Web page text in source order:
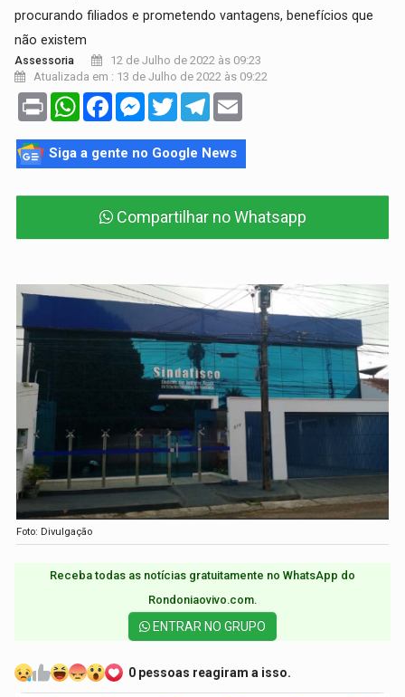
procurando filiados e prometendo vantagens, benefícios que
não existem
Assessoria
12 de Julho de 2022 às 09:23
Atualizada em : 13 de Julho de 2022 às 09:22
Print WhatsAppFacebookMessenger
TwitterTelegram
Siga a gente no Google News
Compartilhar no Whatsapp
Foto: Divulgação
Receba todas as notícias gratuitamente no WhatsApp do
Rondoniaovivo.com.​
ENTRAR NO GRUPO
0 pessoas reagiram a isso.